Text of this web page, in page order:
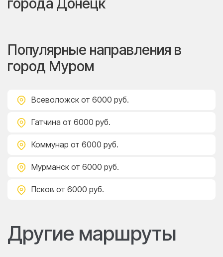
города Донецк
Популярные направления в
город Муром
Всеволожск от 6000 руб.
Гатчина от 6000 руб.
Коммунар от 6000 руб.
Мурманск от 6000 руб.
Псков от 6000 руб.
Другие маршруты